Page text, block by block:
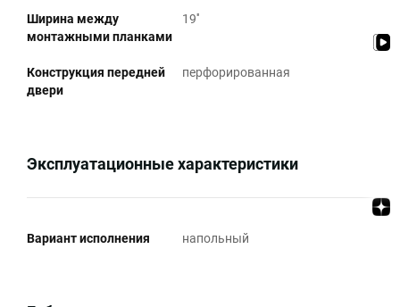
Ширина между
монтажными планками
19''
Конструкция передней
двери
перфорированная
Эксплуатационные характеристики
Вариант исполнения напольный